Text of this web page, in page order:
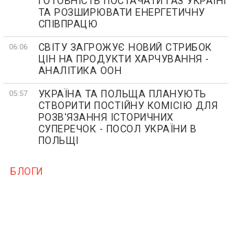
ТА РОЗШИРЮВАТИ ЕНЕРГЕТИЧНУ
СПІВПРАЦЮ
06:06
СВІТУ ЗАГРОЖУЄ НОВИЙ СТРИБОК
ЦІН НА ПРОДУКТИ ХАРЧУВАННЯ -
АНАЛІТИКА ООН
05:57
УКРАЇНА ТА ПОЛЬЩА ПЛАНУЮТЬ
СТВОРИТИ ПОСТІЙНУ КОМІСІЮ ДЛЯ
РОЗВ'ЯЗАННЯ ІСТОРИЧНИХ
СУПЕРЕЧОК - ПОСОЛ УКРАЇНИ В
ПОЛЬЩІ
БЛОГИ